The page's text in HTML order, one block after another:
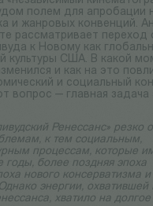
полем для апробации
и жанровых конвенций.
рассматривает переход
к Новому как
культуры США. В какой
и как на это
и социальный
вопрос — главная задача
Ренессанс» резко
к тем социальным,
процессам, которые
более поздняя эпоха
нового консерватизма и
энергии,
хватило на долгое